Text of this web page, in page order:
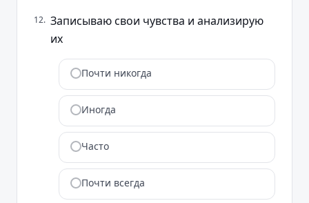
12. Записываю свои чувства и анализирую
их
Почти никогда
Иногда
Часто
Почти всегда